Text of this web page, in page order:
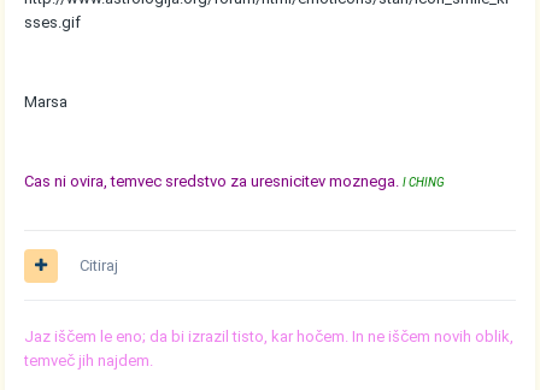
sses.gif
Marsa
Cas ni ovira, temvec sredstvo za uresnicitev moznega. I CHING
Citiraj
Jaz iščem le eno; da bi izrazil tisto, kar hočem. In ne iščem novih oblik,
temveč jih najdem.